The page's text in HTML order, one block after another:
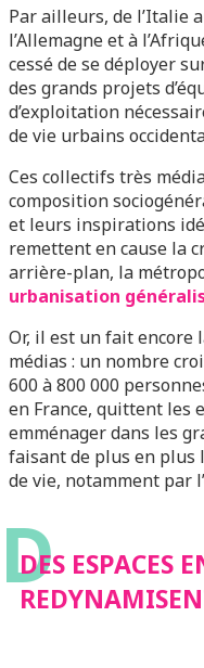
Par ailleurs, de l’Italie
l’Allemagne et à
cessé de se déployer
des grands projets
d’exploitation
de vie urbains
Ces collectifs très
composition
et leurs inspirations
remettent en cause la
arrière-plan, la
urbanisation
Or, il est un fait encore
médias : un nombre
600 à 800 000
en France, quittent les
emménager dans les
faisant de plus en plus
de vie, notamment par
D
DES ESPACES